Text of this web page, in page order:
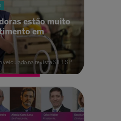
estão muito
em
veiculado na revista SIEESP